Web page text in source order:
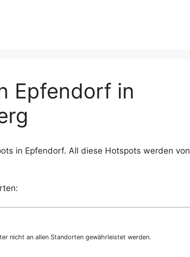
Epfendorf in
in Epfendorf. All diese Hotspots werden von
nicht an allen Standorten gewährleistet werden.